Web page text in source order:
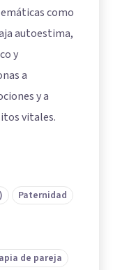
como
autoestima,
y
a
y a
vitales.
Paternidad
de pareja